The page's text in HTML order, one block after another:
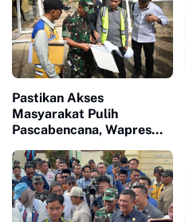
Pastikan Akses
Masyarakat Pulih
Pascabencana, Wapres
Jembatan Gantung
Kendawi